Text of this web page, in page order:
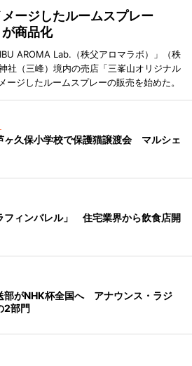
ージしたルームスプレー
が商品化
AROMA Lab.（秩父アロマラボ）」（秩
社（三峰）境内の売店「三峯山オリジナル
ージしたルームスプレーの販売を始めた。
ヶ久保小学校で保護猫譲渡会 マルシェ
フィンバレル」 住宅業界から飲食店開
部がNHK杯全国へ アナウンス・ラジ
2部門